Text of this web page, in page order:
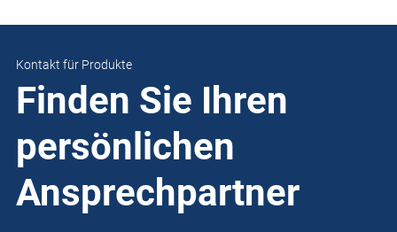
Kontakt für Produkte
Finden Sie Ihren
persönlichen
Ansprechpartner